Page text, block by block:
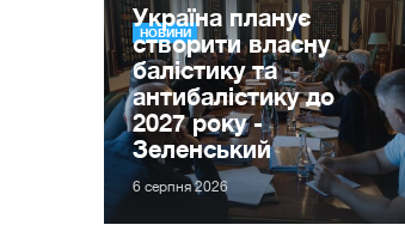
НОВИНИ
Україна планує
створити власну
балістику та
антибалістику до
2027 року -
Зеленський
6 серпня 2026